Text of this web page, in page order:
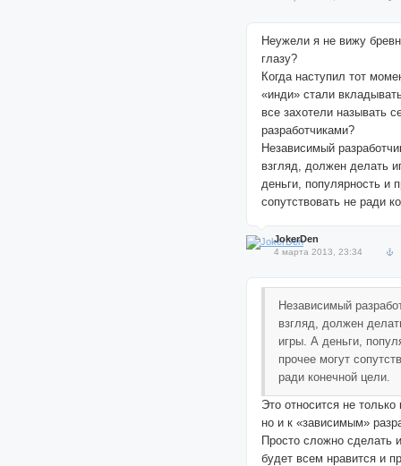
Неужели я не вижу
глазу?
Когда наступил тот
«инди» стали
все захотели называть
разработчиками?
Независимый
взгляд, должен делать
деньги, популярность и
сопутствовать не ради
JokerDen
4 марта 2013, 23:34
Независимый
взгляд, должен
игры. А деньги,
прочее могут
ради конечной цели.
Это относится не
но и к «зависимым»
Просто сложно сделать
будет всем нравится и